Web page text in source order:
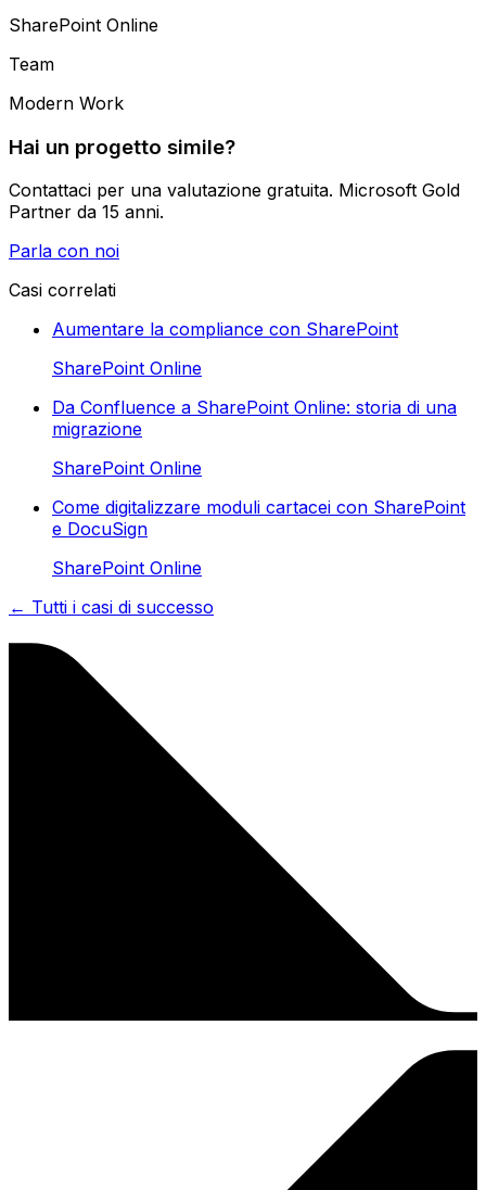
SharePoint Online
Team
Modern Work
Hai un progetto simile?
Contattaci per una valutazione gratuita. Microsoft Gold
Partner da 15 anni.
Parla con noi
Casi correlati
Aumentare la compliance con SharePoint
SharePoint Online
Da Confluence a SharePoint Online: storia di una
migrazione
SharePoint Online
Come digitalizzare moduli cartacei con SharePoint
e DocuSign
SharePoint Online
← Tutti i casi di successo